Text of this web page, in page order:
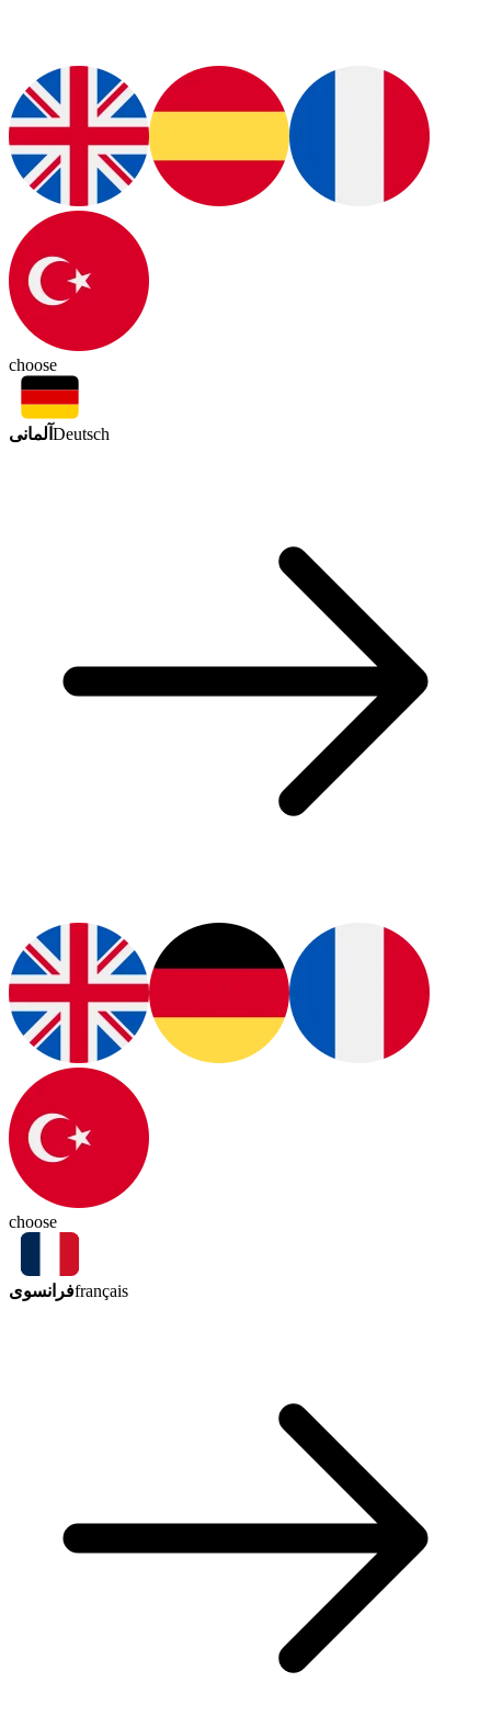
choose
آلمانی Deutsch
choose
فرانسویfrançais